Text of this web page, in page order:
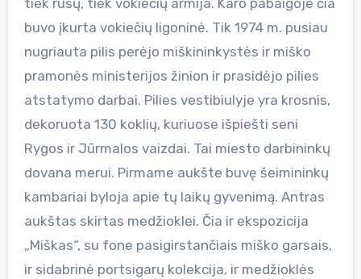
tiek rusų, tiek vokiečių armija. Karo pabaigoje čia
buvo įkurta vokiečių ligoninė. Tik 1974 m. pusiau
nugriauta pilis perėjo miškininkystės ir miško
pramonės ministerijos žinion ir prasidėjo pilies
atstatymo darbai. Pilies vestibiulyje yra krosnis,
dekoruota 130 koklių, kuriuose išpiešti seni
Rygos ir Jūrmalos vaizdai. Tai miesto darbininkų
dovana merui. Pirmame aukšte buvę šeimininkų
kambariai byloja apie tų laikų gyvenimą. Antras
aukštas skirtas medžioklei. Čia ir ekspozicija
„Miškas“, su fone pasigirstančiais miško garsais,
ir sidabrinė portsigarų kolekcija, ir medžioklės